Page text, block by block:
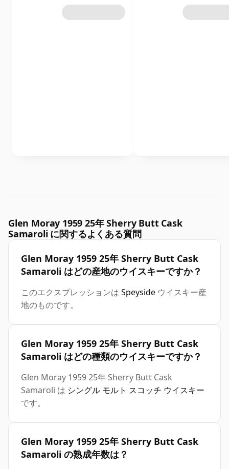
Glen Moray 1959 25年 Sherry Butt Cask
Samaroli に関するよくある質問
Glen Moray 1959 25年 Sherry Butt Cask
Samaroli はどの産地のウイスキーですか？
このエクスプレッションは Speyside ウイスキー産
地のものです。
Glen Moray 1959 25年 Sherry Butt Cask
Samaroli はどの種類のウイスキーですか？
Glen Moray 1959 25年 Sherry Butt Cask
Samaroli は シングル モルト スコッチ ウイスキー
です。
Glen Moray 1959 25年 Sherry Butt Cask
Samaroli の熟成年数は？